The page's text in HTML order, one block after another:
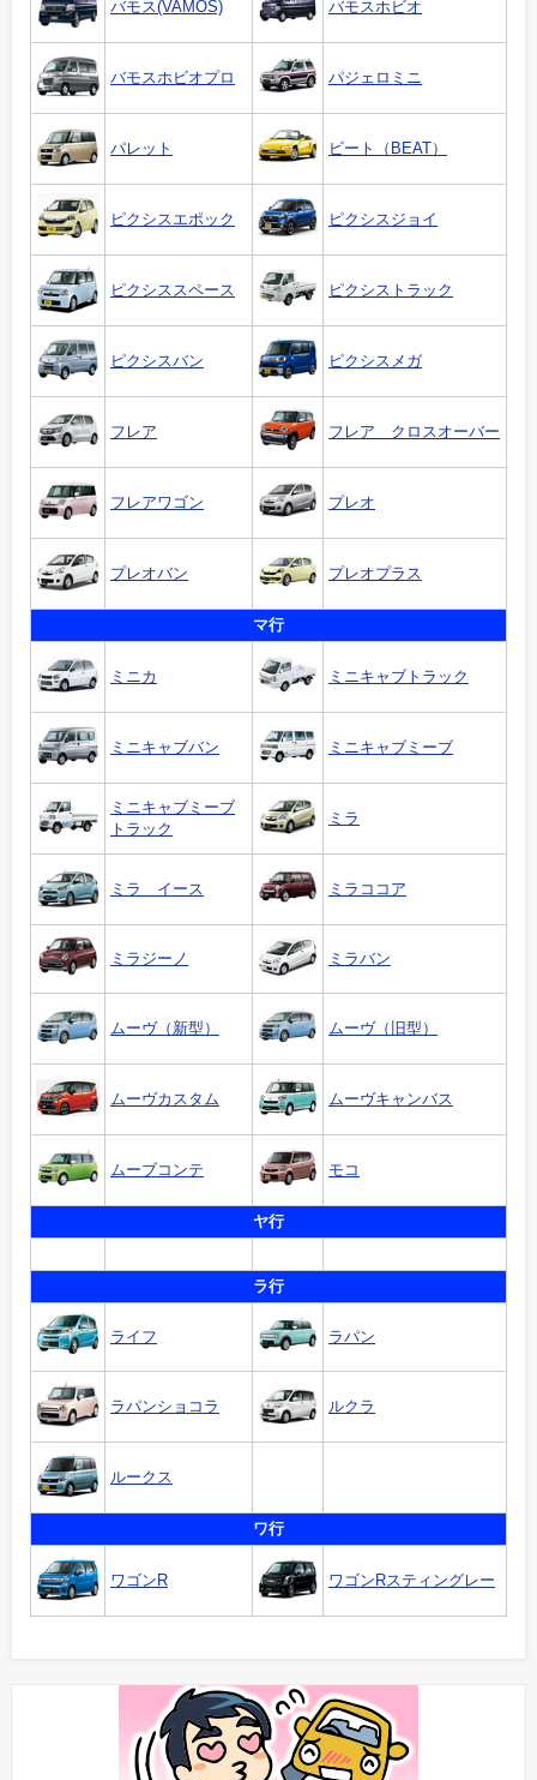
バモス(VAMOS) バモスホビオ
バモスホビオプロ パジェロミニ
パレット ビート（BEAT）
ピクシスエポック ピクシスジョイ
ピクシススペース ピクシストラック
ピクシスバン ピクシスメガ
フレア フレア クロスオーバー
フレアワゴン プレオ
プレオバン プレオプラス
マ行
ミニカ ミニキャブトラック
ミニキャブバン ミニキャブミーブ
ミニキャブミーブ
トラック
ミラ
ミラ イース ミラココア
ミラジーノ ミラバン
ムーヴ（新型） ムーヴ（旧型）
ムーヴカスタム ムーヴキャンバス
ムーブコンテ モコ
ヤ行
ラ行
ライフ ラパン
ラパンショコラ ルクラ
ルークス
ワ行
ワゴンR ワゴンRスティングレー